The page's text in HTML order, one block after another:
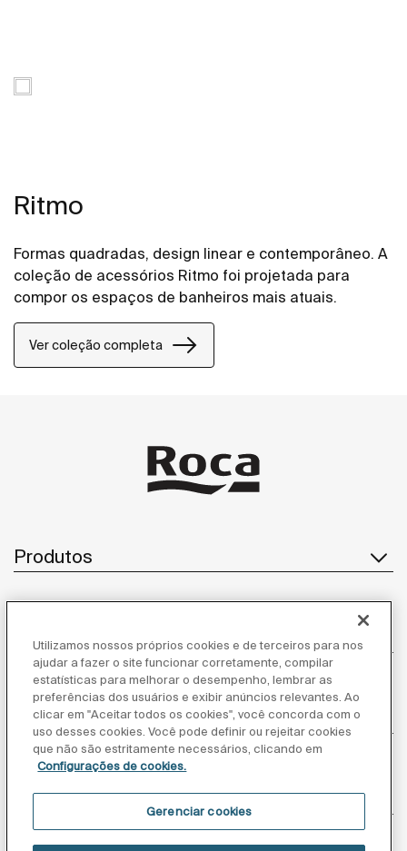
Ritmo
Formas quadradas, design linear e contemporâneo. A
coleção de acessórios Ritmo foi projetada para
compor os espaços de banheiros mais atuais.
Ver coleção completa
Produtos
Atendimento ao cliente
Sobre nós
Inspiração
Siga-nos
Utilizamos nossos próprios cookies e de terceiros para nos
ajudar a fazer o site funcionar corretamente, compilar
estatísticas para melhorar o desempenho, lembrar as
preferências dos usuários e exibir anúncios relevantes. Ao
clicar em "Aceitar todos os cookies", você concorda com o
uso desses cookies. Você pode definir ou rejeitar cookies
que não são estritamente necessários, clicando em
Configurações de cookies.
Gerenciar cookies